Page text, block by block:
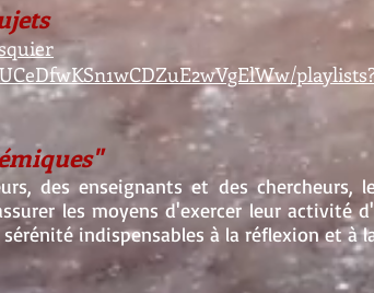
des enseignants et des chercheurs,
les moyens d'exercer leur activité
indispensables à la réflexion et à